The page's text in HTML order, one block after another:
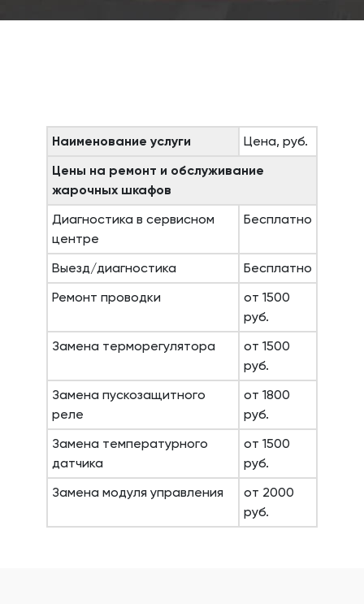
Наименование услуги
Цена, руб.
Цены на ремонт и обслуживание
жарочных шкафов
Диагностика в сервисном
центре
Бесплатно
Выезд/диагностика
Бесплатно
Ремонт проводки
от 1500
руб.
Замена терморегулятора
от 1500
руб.
Замена пускозащитного
реле
от 1800
руб.
Замена температурного
датчика
от 1500
руб.
Замена модуля управления
от 2000
руб.